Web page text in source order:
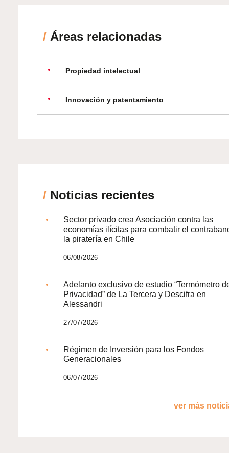
/ Áreas relacionadas
Propiedad intelectual
Innovación y patentamiento
/ Noticias recientes
Sector privado crea Asociación contra las
economías ilícitas para combatir el
la piratería en Chile
06/08/2026
Adelanto exclusivo de estudio “Termómetro
Privacidad” de La Tercera y Descifra en
Alessandri
27/07/2026
Régimen de Inversión para los Fondos
Generacionales
06/07/2026
ver más